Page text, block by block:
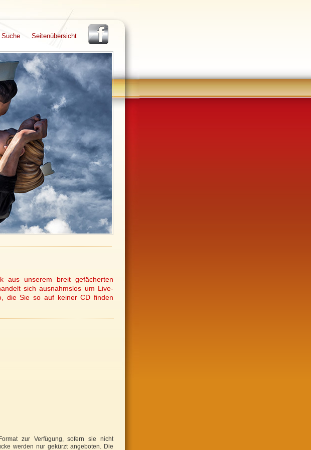
Suche Seitenübersicht
aus unserem breit gefächerten
sich ausnahmslos um Live-
die Sie so auf keiner CD finden
zur Verfügung, sofern sie nicht
werden nur gekürzt angeboten. Die